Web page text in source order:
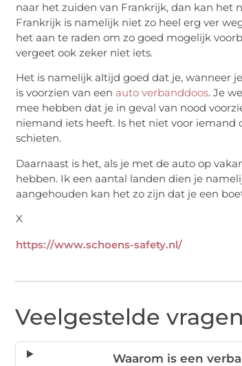
naar het zuiden van Frankrijk, dan kan het
Frankrijk is namelijk niet zo heel erg ver
het aan te raden om zo goed mogelijk
vergeet ook zeker niet iets.
Het is namelijk altijd goed dat je, wanneer
is voorzien van een auto verbanddoos. Je
mee hebben dat je in geval van nood
niemand iets heeft. Is het niet voor
schieten.
Daarnaast is het, als je met de auto op
hebben. Ik een aantal landen dien je
aangehouden kan het zo zijn dat je een
X
https://www.schoens-safety.nl/
Veelgestelde vragen
Waarom is een